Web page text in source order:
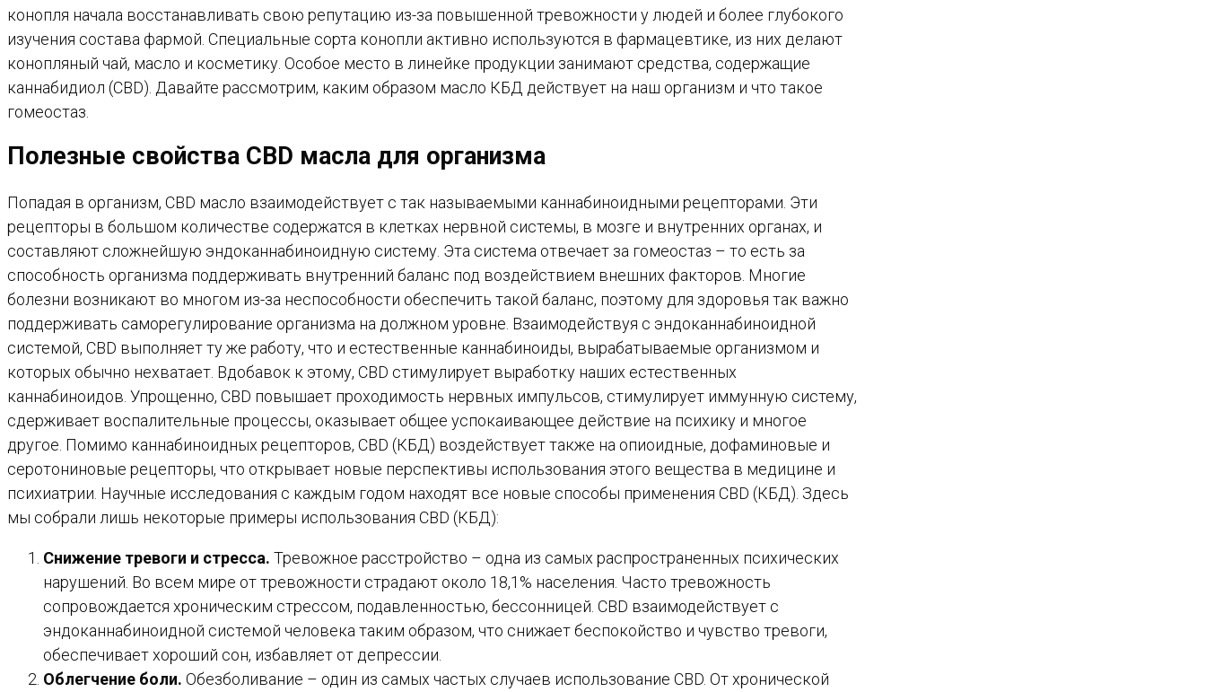
конопля начала восстанавливать свою репутацию из-за повышенной тревожности у людей и более глубокого
изучения состава фармой. Специальные сорта конопли активно используются в фармацевтике, из них делают
конопляный чай, масло и косметику. Особое место в линейке продукции занимают средства, содержащие
каннабидиол (CBD). Давайте рассмотрим, каким образом масло КБД действует на наш организм и что такое
гомеостаз.
Полезные свойства CBD масла для организма
Попадая в организм, CBD масло взаимодействует с так называемыми каннабиноидными рецепторами. Эти
рецепторы в большом количестве содержатся в клетках нервной системы, в мозге и внутренних органах, и
составляют сложнейшую эндоканнабиноидную систему. Эта система отвечает за гомеостаз – то есть за
способность организма поддерживать внутренний баланс под воздействием внешних факторов. Многие
болезни возникают во многом из-за неспособности обеспечить такой баланс, поэтому для здоровья так важно
поддерживать саморегулирование организма на должном уровне. Взаимодействуя с эндоканнабиноидной
системой, CBD выполняет ту же работу, что и естественные каннабиноиды, вырабатываемые организмом и
которых обычно нехватает. Вдобавок к этому, CBD стимулирует выработку наших естественных
каннабиноидов. Упрощенно, CBD повышает проходимость нервных импульсов, стимулирует иммунную систему,
сдерживает воспалительные процессы, оказывает общее успокаивающее действие на психику и многое
другое. Помимо каннабиноидных рецепторов, CBD (КБД) воздействует также на опиоидные, дофаминовые и
серотониновые рецепторы, что открывает новые перспективы использования этого вещества в медицине и
психиатрии. Научные исследования с каждым годом находят все новые способы применения CBD (КБД). Здесь
мы собрали лишь некоторые примеры использования CBD (КБД):
Снижение тревоги и стресса. Тревожное расстройство – одна из самых распространенных психических
нарушений. Во всем мире от тревожности страдают около 18,1% населения. Часто тревожность
сопровождается хроническим стрессом, подавленностью, бессонницей. CBD взаимодействует с
эндоканнабиноидной системой человека таким образом, что снижает беспокойство и чувство тревоги,
обеспечивает хороший сон, избавляет от депрессии.
Облегчение боли. Обезболивание – один из самых частых случаев использование CBD. От хронической